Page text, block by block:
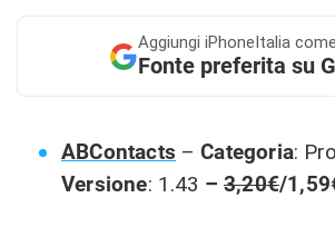
Aggiungi iPhoneItalia come
Fonte preferita su
ABContacts – Categoria:
Versione: 1.43 –3,20€/